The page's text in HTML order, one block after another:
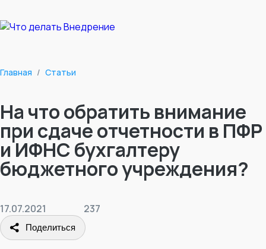
Главная / Статьи
На что обратить внимание
при сдаче отчетности в ПФР
и ИФНС бухгалтеру
бюджетного учреждения?
17.07.2021 237
Поделиться